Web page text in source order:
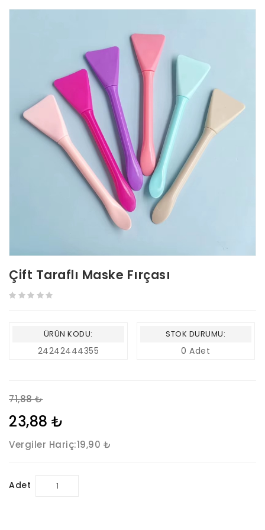
Çift Taraflı Maske Fırçası
ÜRÜN KODU:
24242444355
STOK DURUMU:
0 Adet
71,88 ₺
23,88 ₺
Vergiler Hariç:19,90 ₺
Adet